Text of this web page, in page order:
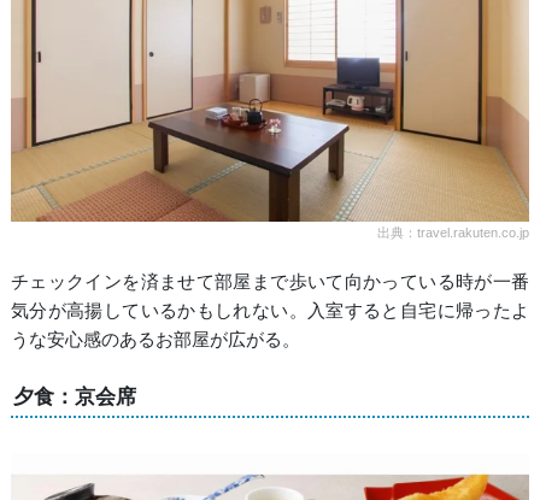
出典：travel.rakuten.co.jp
チェックインを済ませて部屋まで歩いて向かっている時が一番
気分が高揚しているかもしれない。入室すると自宅に帰ったよ
うな安心感のあるお部屋が広がる。
夕食：京会席